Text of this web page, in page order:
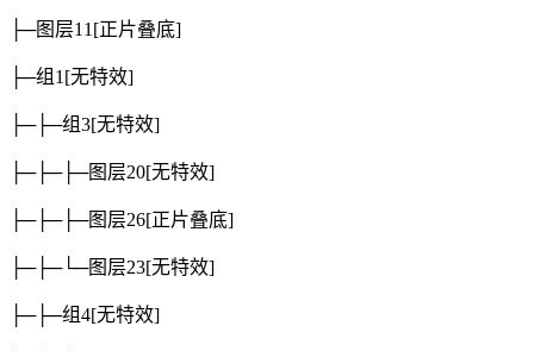
├─图层11 [正片叠底]
├─组1 [无特效]
├─├─组3[无特效]
├─├─├─图层20[无特效]
├─├─├─图层26[正片叠底]
├─├─└─图层23[无特效]
├─├─组4[无特效]